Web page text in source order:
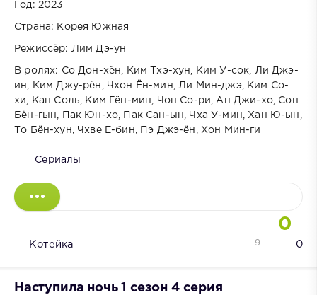
Год: 2023
Страна: Корея Южная
Режиссёр: Лим Дэ-ун
В ролях: Со Дон-хён, Ким Тхэ-хун, Ким У-сок, Ли Джэ-
ин, Ким Джу-рён, Чхон Ён-мин, Ли Мин-джэ, Ким Со-
хи, Кан Соль, Ким Гён-мин, Чон Со-ри, Ан Джи-хо, Сон
Бён-гын, Пак Юн-хо, Пак Сан-ын, Чха У-мин, Хан Ю-ын,
То Бён-хун, Чхве Е-бин, Пэ Джэ-ён, Хон Мин-ги
Сериалы
0
Котейка 0
9
Наступила ночь 1 сезон 4 серия